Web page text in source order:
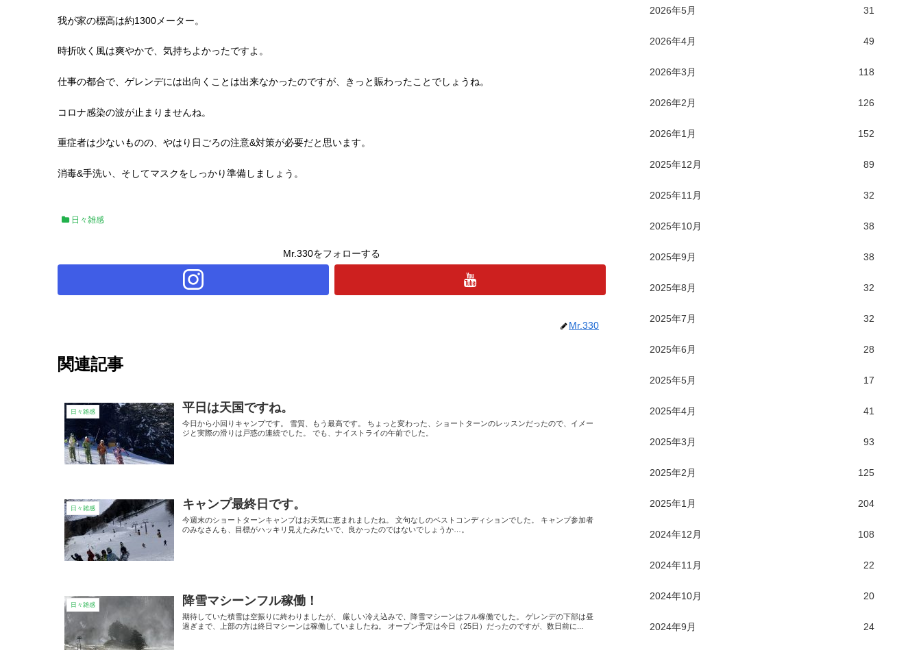
我が家の標高は約1300メーター。
時折吹く風は爽やかで、気持ちよかったですよ。
仕事の都合で、ゲレンデには出向くことは出来なかったのですが、きっと賑わったことでしょうね。
コロナ感染の波が止まりませんね。
重症者は少ないものの、やはり日ごろの注意&対策が必要だと思います。
消毒&手洗い、そしてマスクをしっかり準備しましょう。
日々雑感
Mr.330をフォローする
Mr.330
関連記事
日々雑感 平日は天国ですね。
今日から小回りキャンプです。 雪質、もう最高です。 ちょっと変わった、ショートターンのレッスンだったので、イメー
ジと実際の滑りは戸惑の連続でした。 でも、ナイストライの午前でした。
日々雑感 キャンプ最終日です。
今週末のショートターンキャンプはお天気に恵まれましたね。 文句なしのベストコンディションでした。 キャンプ参加者
のみなさんも、目標がハッキリ見えたみたいで、良かったのではないでしょうか…。
日々雑感 降雪マシーンフル稼働！
期待していた積雪は空振りに終わりましたが、 厳しい冷え込みで、降雪マシーンはフル稼働でした。 ゲレンデの下部は昼
過ぎまで、上部の方は終日マシーンは稼働していましたね。 オープン予定は今日（25日）だったのですが、数日前に...
2026年5月 31
2026年4月 49
2026年3月 118
2026年2月 126
2026年1月 152
2025年12月 89
2025年11月 32
2025年10月 38
2025年9月 38
2025年8月 32
2025年7月 32
2025年6月 28
2025年5月 17
2025年4月 41
2025年3月 93
2025年2月 125
2025年1月 204
2024年12月 108
2024年11月 22
2024年10月 20
2024年9月 24